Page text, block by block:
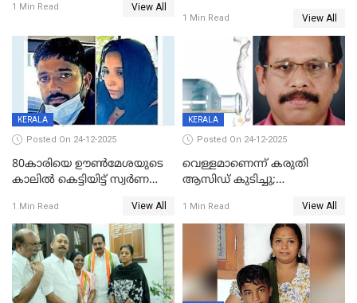
1 Min Read View All
ഗർഭിണിയായ യുവതിക്ക് ക്രൂര
1 Min Read View All
KERALA
Posted On 24-12-2025
80കാരിയെ ഊൺമേശയുടെ
കാലിൽ കെട്ടിയിട്ട് സ്വർണവും
കൊച്ചുമകനും സുഹൃത്തും
അറസ്റ്റിൽ
1 Min Read View All
KERALA
Posted On 24-12-2025
വെള്ളമാണെന്ന് കരുതി
ആസിഡ് കുടിച്ചു;
മരിച്ചു
1 Min Read View All